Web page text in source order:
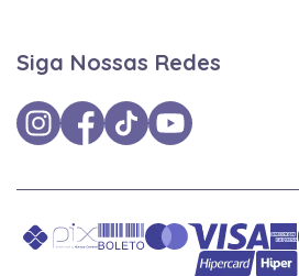
Siga Nossas Redes